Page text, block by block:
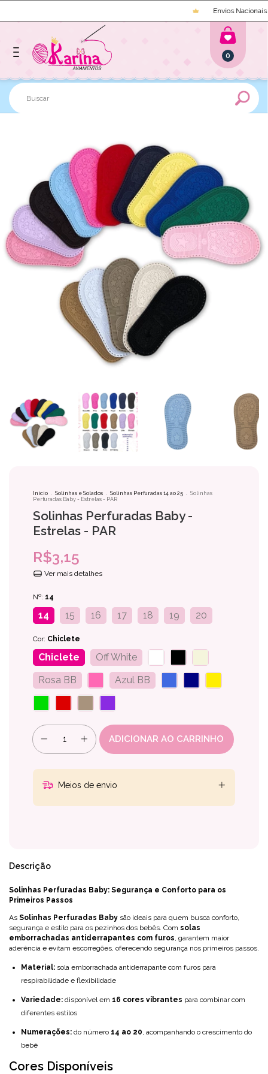
Envios Nacionais
0
Início . Solinhas e Solados . Solinhas Perfuradas 14 ao 25 . Solinhas
Perfuradas Baby - Estrelas - PAR
Solinhas Perfuradas Baby -
Estrelas - PAR
R$3,15
Ver mais detalhes
Nº: 14
14 15 16 17 18 19 20
Cor: Chiclete
Chiclete
Off White
Rosa BB
Azul BB
Meios de envio
Descrição
Solinhas Perfuradas Baby: Segurança e Conforto para os
Primeiros Passos
As Solinhas Perfuradas Baby são ideais para quem busca conforto,
segurança e estilo para os pezinhos dos bebês. Com solas
emborrachadas antiderrapantes com furos, garantem maior
aderência e evitam escorregões, oferecendo segurança nos primeiros passos.
Material: sola emborrachada antiderrapante com furos para
respirabilidade e flexibilidade
Variedade: disponível em 16 cores vibrantes para combinar com
diferentes estilos
Numerações: do número 14 ao 20, acompanhando o crescimento do
bebê
Cores Disponíveis